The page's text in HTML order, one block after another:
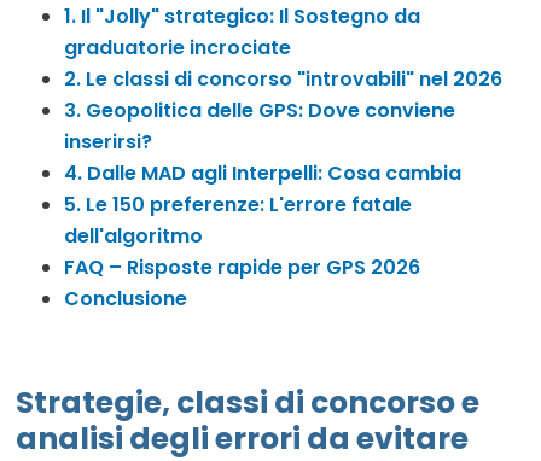
1. Il "Jolly" strategico: Il Sostegno da
graduatorie incrociate
2. Le classi di concorso "introvabili" nel 2026
3. Geopolitica delle GPS: Dove conviene
inserirsi?
4. Dalle MAD agli Interpelli: Cosa cambia
5. Le 150 preferenze: L'errore fatale
dell'algoritmo
FAQ – Risposte rapide per GPS 2026
Conclusione
Strategie, classi di concorso e
analisi degli errori da evitare